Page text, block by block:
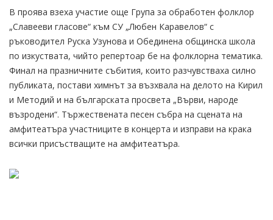
В проява взеха участие още Група за обработен фолклор
„Славееви гласове“ към СУ „Любен Каравелов“ с
ръководител Руска Узунова и Обединена общинска школа
по изкуствата, чийто репертоар бе на фолклорна тематика.
Финал на празничните събития, които разчувстваха силно
публиката, постави химнът за възхвала на делото на Кирил
и Методий и на българската просвета „Върви, народе
възродени“. Тържествената песен събра на сцената на
амфитеатъра участниците в концерта и изправи на крака
всички присъстващите на амфитеатъра.